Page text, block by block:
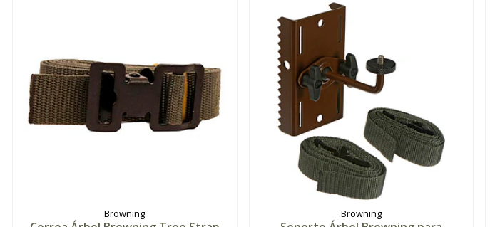
Browning Browning